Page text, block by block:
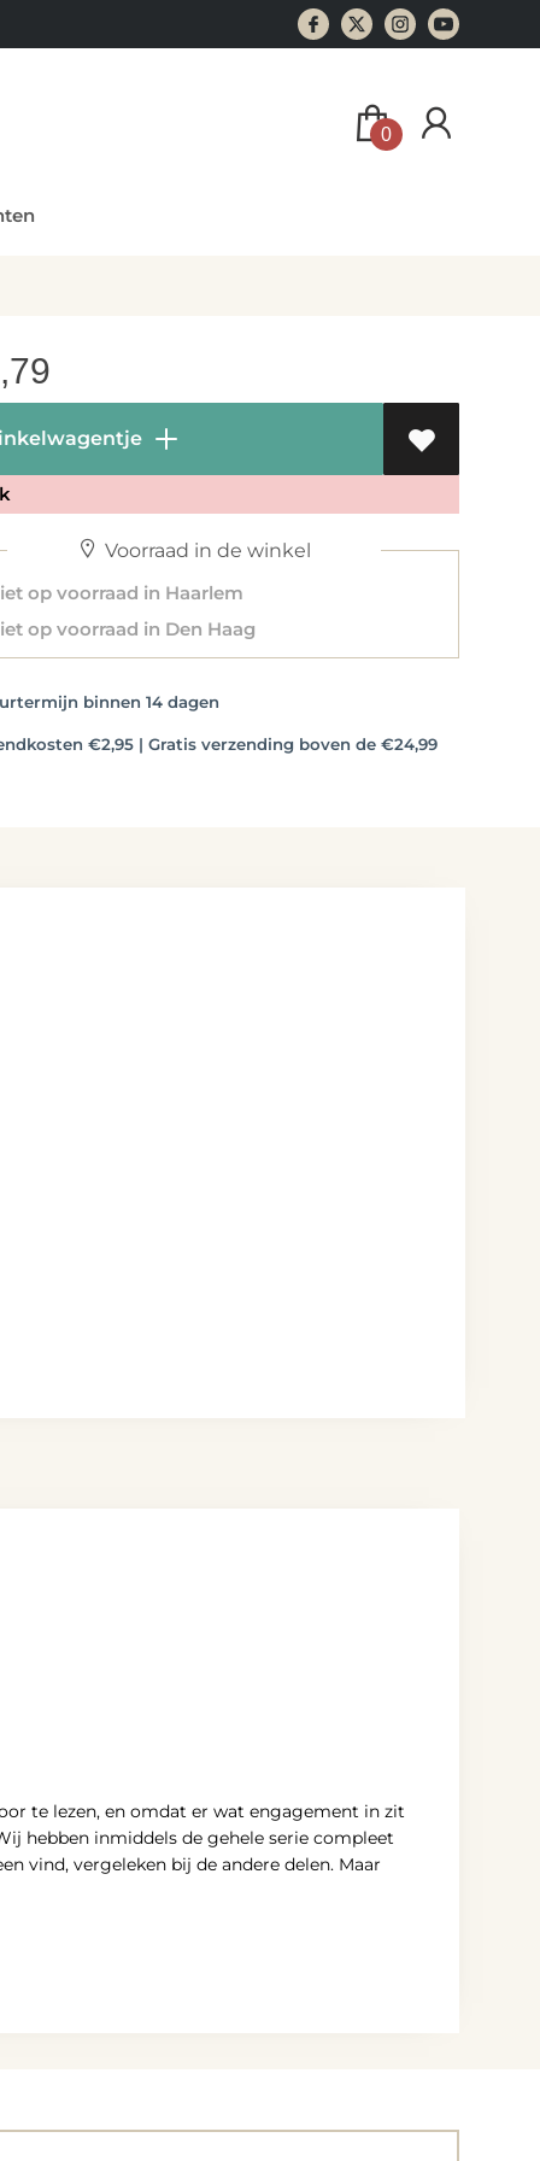
0
Voorraad in de winkel
op voorraad in Haarlem
op voorraad in Den Haag
binnen 14 dagen
€2,95 | Gratis verzending boven de €24,99
te lezen, en omdat er wat engagement in zit
hebben inmiddels de gehele serie compleet
vind, vergeleken bij de andere delen. Maar